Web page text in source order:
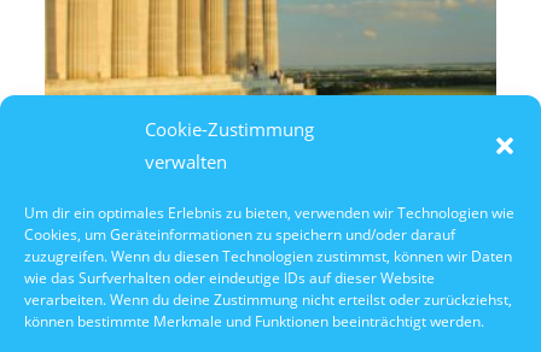
Cookie-Zustimmung
verwalten
Um dir ein optimales Erlebnis zu bieten, verwenden wir Technologien wie
Cookies, um Geräteinformationen zu speichern und/oder darauf
zuzugreifen. Wenn du diesen Technologien zustimmst, können wir Daten
wie das Surfverhalten oder eindeutige IDs auf dieser Website
verarbeiten. Wenn du deine Zustimmung nicht erteilst oder zurückziehst,
können bestimmte Merkmale und Funktionen beeinträchtigt werden.
10. Oktober 2026
10:30 Uhr Walhalla Schifffahrt